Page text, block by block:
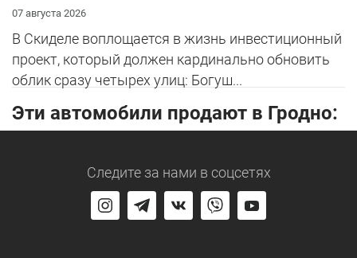
07 августа 2026
В Скиделе воплощается в жизнь инвестиционный
проект, который должен кардинально обновить
облик сразу четырех улиц: Богуш...
Эти автомобили продают в Гродно:
Следите за нами в соцсетях